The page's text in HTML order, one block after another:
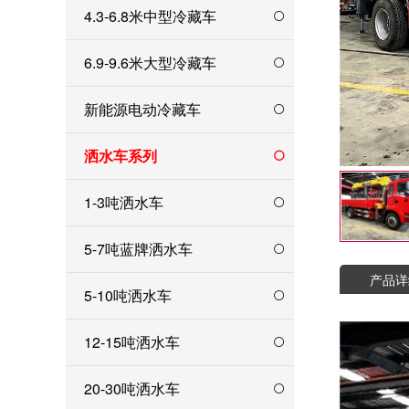
4.3-6.8米中型冷藏车
6.9-9.6米大型冷藏车
新能源电动冷藏车
洒水车系列
1-3吨洒水车
5-7吨蓝牌洒水车
5-10吨洒水车
12-15吨洒水车
20-30吨洒水车
产品